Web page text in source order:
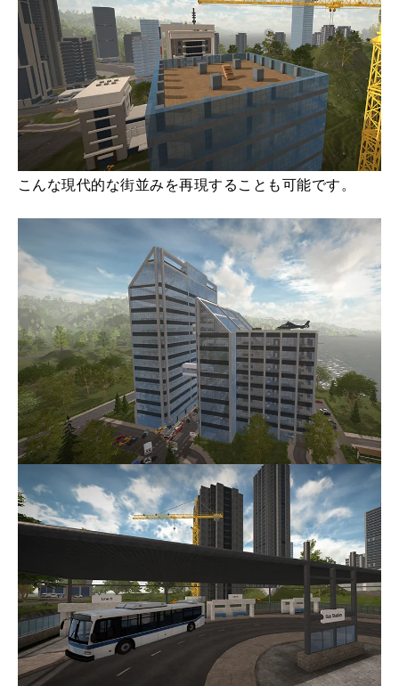
こんな現代的な街並みを再現することも可能です。